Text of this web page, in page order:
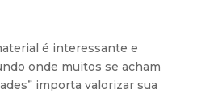
é interessante e
onde muitos se acham
importa valorizar sua